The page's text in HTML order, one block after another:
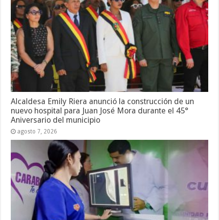
Alcaldesa Emily Riera anunció la construcción de un
nuevo hospital para Juan José Mora durante el 45°
Aniversario del municipio
agosto 7, 2026